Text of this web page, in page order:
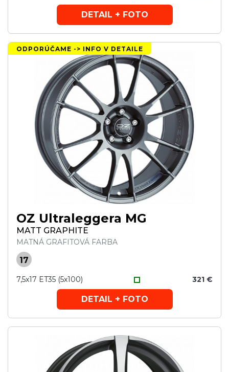
DETAIL + FOTO
ODPORÚČAME -> INFO V DETAILE
OZ Ultraleggera MG
MATT GRAPHITE
MATNÁ GRAFITOVÁ FARBA
17
7,5x17 ET35 (5x100) 321 €
DETAIL + FOTO